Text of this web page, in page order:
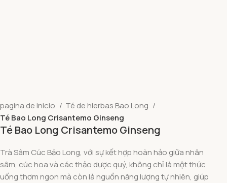
pagina de inicio
Té de hierbas Bao Long
Té Bao Long Crisantemo Ginseng
Té Bao Long Crisantemo Ginseng
Trà Sâm Cúc Bảo Long, với sự kết hợp hoàn hảo giữa nhân
sâm, cúc hoa và các thảo dược quý, không chỉ là một thức
uống thơm ngon mà còn là nguồn năng lượng tự nhiên, giúp